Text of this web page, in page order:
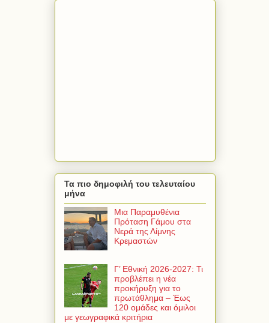
Τα πιο δημοφιλή του τελευταίου
μήνα
Μια Παραμυθένια
Πρόταση Γάμου στα
Νερά της Λίμνης
Κρεμαστών
Γ’ Εθνική 2026-2027: Τι
προβλέπει η νέα
προκήρυξη για το
πρωτάθλημα – Έως
120 ομάδες και όμιλοι
με γεωγραφικά κριτήρια